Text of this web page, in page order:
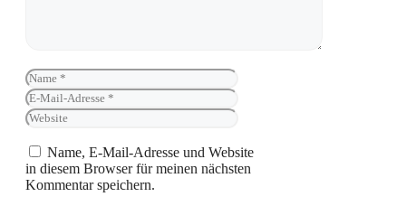
Name
Name, E-Mail-Adresse und Website
in diesem Browser für meinen nächsten
Kommentar speichern.